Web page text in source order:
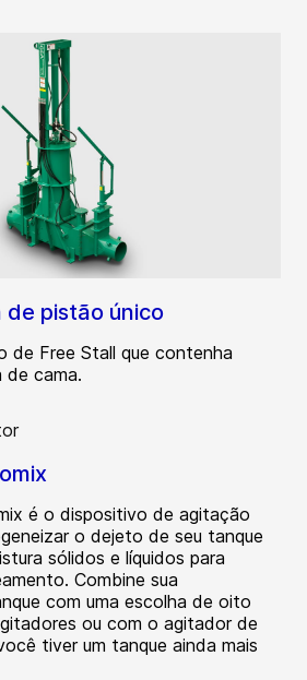
de pistão único
de Free Stall que contenha
de cama.
é o dispositivo de agitação
o dejeto de seu tanque
sólidos e líquidos para
Combine sua
com uma escolha de oito
ou com o agitador de
tiver um tanque ainda mais